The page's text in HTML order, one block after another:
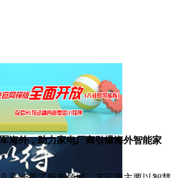
海外，助力家电厂商引爆海外智能家